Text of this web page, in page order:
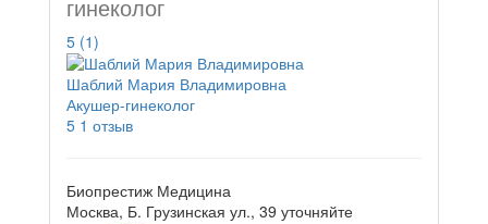
гинеколог
5 (1)
Шаблий Мария Владимировна
Акушер-гинеколог
5 1 отзыв
Биопрестиж Медицина
Москва, Б. Грузинская ул., 39 уточняйте